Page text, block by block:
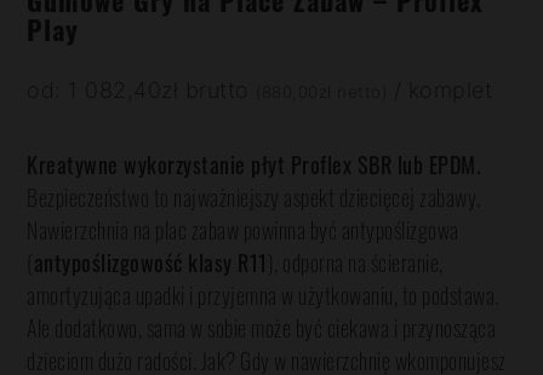
Play
od: 1 082,40 brutto
Kreatywne wykorzystanie płyt Proflex SBR lub EPDM.
Bezpieczeństwo to najważniejszy aspekt dziecięcej zabawy.
Nawierzchnia na plac zabaw powinna być antypoślizgowa
antypoślizgowość klasy R11
), odporna na ścieranie,
amortyzująca upadki i przyjemna w użytkowaniu, to podstawa.
Ale dodatkowo, sama w sobie może być ciekawa i przynosząca
dzieciom dużo radości. Jak? Gdy w nawierzchnię wkomponujesz